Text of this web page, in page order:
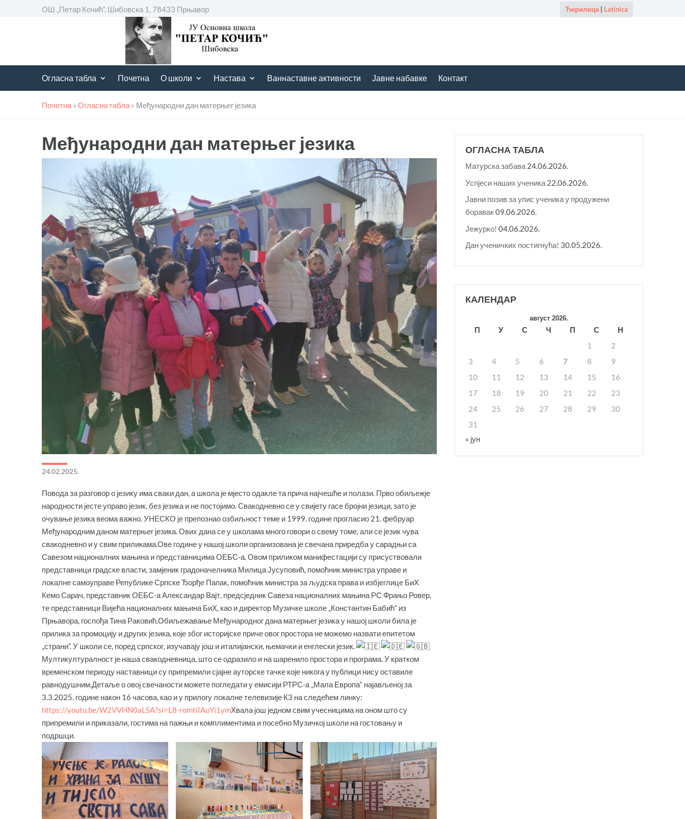
ОШ „Петар Кочић“, Шибовска 1, 78433 Прњавор Ћирилица| Latinica
Огласна табла Почетна О школи Настава Ваннаставне активности Јавне набавке Контакт
Почетна » Огласна табла » Међународни дан матерњег језика
Међународни дан матерњег језика
24.02.2025.
Повода за разговор о језику има сваки дан, а школа је мјесто одакле та прича најчешће и полази. Прво обиљежје
народности јесте управо језик, без језика и не постојимо. Свакодневно се у свијету гасе бројни језици, зато је
очување језика веома важно. УНЕСКО је препознао озбиљност теме и 1999. године прогласио 21. фебруар
Међународним даном матерњег језика. Ових дана се у школама много говори о свему томе, али се језик чува
свакодневно и у свим приликама.Ове године у нашој школи организована је свечана приредба у сарадњи са
Савезом националних мањина и представницима ОЕБС-а. Овом приликом манифестацији су присуствовали
представници градске власти, замјеник градоначелника Милица Јусуповић, помоћник министра управе и
локалне самоуправе Републике Српске Ђорђе Папак, помоћник министра за људска права и избјеглице БиХ
Кемо Сарач, представник ОЕБС-а Александар Вајт, предсједник Савеза националних мањина РС Фрањо Ровер,
те представници Вијећа националних мањина БиХ, као и директор Музичке школе „Константин Бабић“ из
Прњавора, госпођа Тина Раковић.Обиљежавање Међународног дана матерњег језика у нашој школи била је
прилика за промоцију и других језика, које због историјске приче овог простора не можемо назвати епитетом
„страни“. У школи се, поред српског, изучавају још и италијански, њемачки и енглески језик.
Мултикултуралност је наша свакодневница, што се одразило и на шаренило простора и програма. У кратком
временском периоду наставници су припремили сјајне ауторске тачке које никога у публици нису оставиле
равнодушним.Детаље о овој свечаности можете погледати у емисији РТРС-а „Мала Европа“ најављеној за
3.3.2025. године након 16 часова, као и у прилогу локалне телевизије К3 на следећем линку:
https://youtu.be/W2VVHN0aLSA?si=L8-romtiIAuYi1ymХвала још једном свим учесницима на оном што су
припремили и приказали, гостима на пажњи и комплиментима и посебно Музичкој школи на гостовању и
подршци.
ОГЛАСНА ТАБЛА
Матурска забава 24.06.2026.
Успјеси наших ученика 22.06.2026.
Јавни позив за упис ученика у продужени
боравак09.06.2026.
Јежурко! 04.06.2026.
Дан ученичких постигнућа! 30.05.2026.
КАЛЕНДАР
август 2026.
П У С Ч П С
Н
1
2
3
4 5 6 7 8
9
10
11 12 13 14 15
16
17
18 19 20 21 22
23
24
25 26 27 28 29
30
31
« јун